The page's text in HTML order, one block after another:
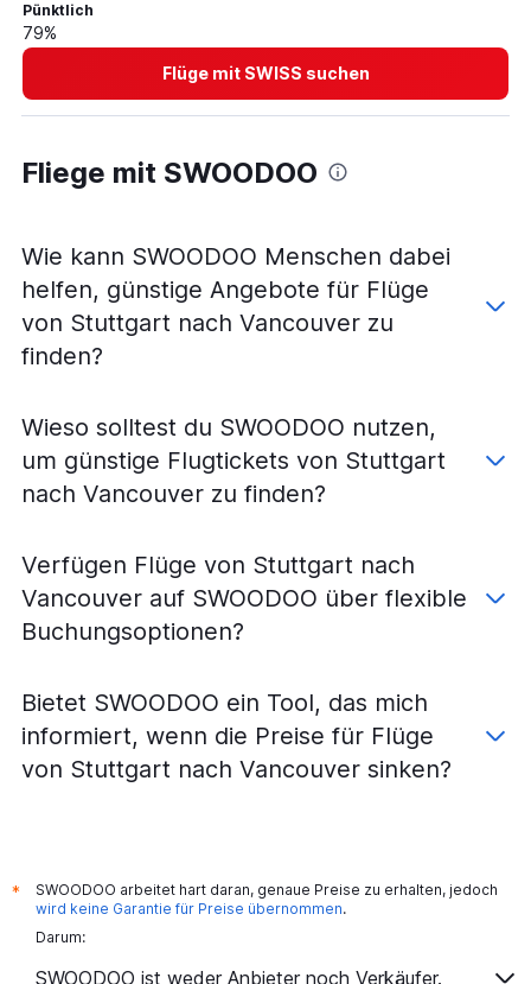
Pünktlich
79%
Flüge mit SWISS suchen
Fliege mit SWOODOO
Wie kann SWOODOO Menschen dabei
helfen, günstige Angebote für Flüge
von Stuttgart nach Vancouver zu
finden?
Wieso solltest du SWOODOO nutzen,
um günstige Flugtickets von Stuttgart
nach Vancouver zu finden?
Verfügen Flüge von Stuttgart nach
Vancouver auf SWOODOO über flexible
Buchungsoptionen?
Bietet SWOODOO ein Tool, das mich
informiert, wenn die Preise für Flüge
von Stuttgart nach Vancouver sinken?
*
SWOODOO arbeitet hart daran, genaue Preise zu erhalten, jedoch
wird keine Garantie für Preise übernommen.
Darum:
SWOODOO ist weder Anbieter noch Verkäufer.